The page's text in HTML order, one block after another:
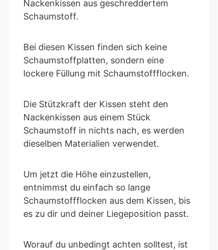
Nackenkissen aus geschreddertem
Schaumstoff.
Bei diesen Kissen finden sich keine
Schaumstoffplatten, sondern eine
lockere Füllung mit Schaumstoffflocken.
Die Stützkraft der Kissen steht den
Nackenkissen aus einem Stück
Schaumstoff in nichts nach, es werden
dieselben Materialien verwendet.
Um jetzt die Höhe einzustellen,
entnimmst du einfach so lange
Schaumstoffflocken aus dem Kissen, bis
es zu dir und deiner Liegeposition passt.
Worauf du unbedingt achten solltest, ist